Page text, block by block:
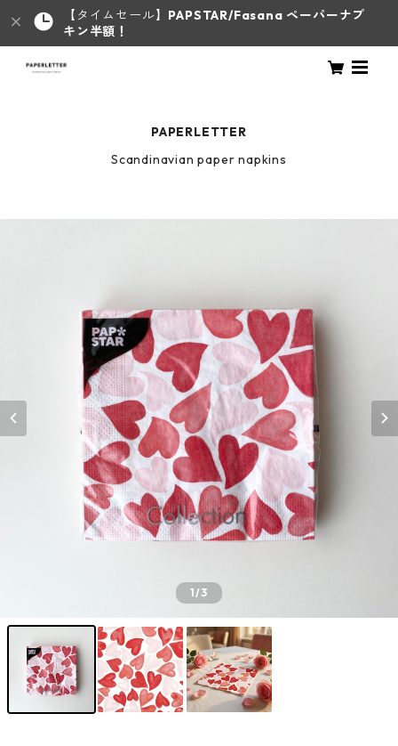
【タイムセール】 PAPSTAR/Fasana ペーパーナプ
キン半額！
PAPERLETTER
Scandinavian paper napkins
1/3